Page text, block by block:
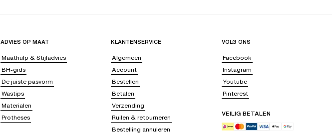
ADVIES OP MAAT
Maathulp & Stijladvies
BH-gids
De juiste pasvorm
Wastips
Materialen
Protheses
KLANTENSERVICE
Algemeen
Account
Bestellen
Betalen
Verzending
Ruilen & retourneren
Bestelling annuleren
VOLG ONS
Facebook
Instagram
Youtube
Pinterest
VEILIG BETALEN